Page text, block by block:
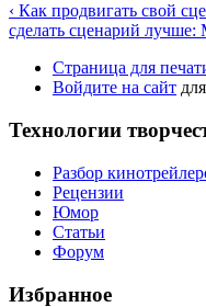
‹ Как продвигать свой
сделать сценарий
Страница для
Войдите на сайт
Технологии
Разбор
Рецензии
Юмор
Статьи
Форум
Избранное